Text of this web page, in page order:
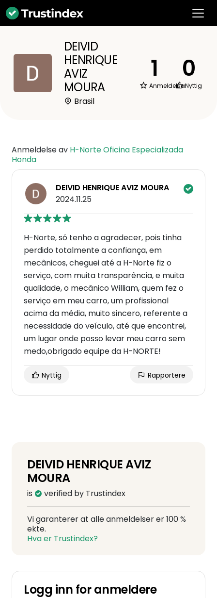
DEIVID
HENRIQUE
AVIZ
MOURA
Brasil
1
Anmeldelser
0
Nyttig
Anmeldelse av H-Norte Oficina Especializada
Honda
DEIVID HENRIQUE AVIZ MOURA
2024.11.25
H-Norte, só tenho a agradecer, pois tinha
perdido totalmente a confiança, em
mecânicos, cheguei até a H-Norte fiz o
serviço, com muita transparência, e muita
qualidade, o mecânico William, quem fez o
serviço em meu carro, um profissional
acima da média, muito sincero, referente a
necessidade do veículo, até que encontrei,
um lugar onde posso levar meu carro sem
medo,obrigado equipe da H-NORTE!
Nyttig Rapportere
DEIVID HENRIQUE AVIZ
MOURA
is verified by Trustindex
Vi garanterer at alle anmeldelser er 100 %
ekte.
Hva er Trustindex?
Logg inn for anmeldere